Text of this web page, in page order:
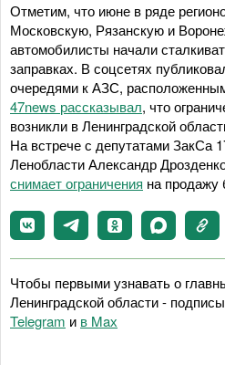
Отметим, что июне в ряде
Московскую, Рязанскую и
автомобилисты начали
заправках. В соцсетях
очередями к АЗС,
47news рассказывал, что
возникли в Ленинградской
На встрече с депутатами ЗакСа
Ленобласти Александр
снимает ограничения на продажу
Чтобы первыми узнавать о
Ленинградской области -
Telegram и в Maх